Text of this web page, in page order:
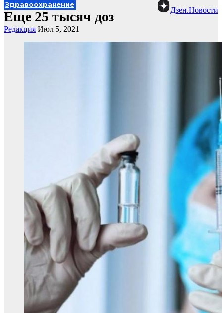
Дзен.Новости
Здравоохранение
Еще 25 тысяч доз
Редакция Июл 5, 2021